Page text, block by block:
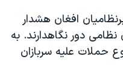
افغان هشدار
نظامی دور نگاهدارند. به
حملات عليه سربازان